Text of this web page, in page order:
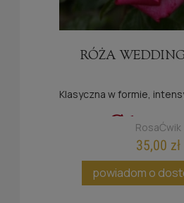
RÓŻA
Klasyczna w formie,
RosaĆwik
35,00 zł
powiadom o